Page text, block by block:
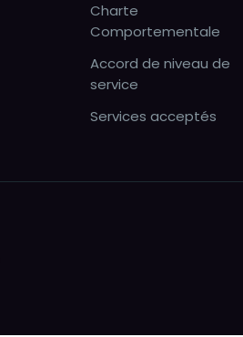
Charte
Comportementale
Accord de niveau de
service
Services acceptés